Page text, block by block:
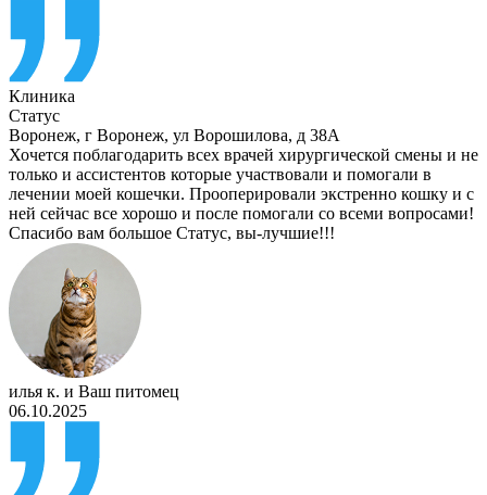
Клиника
Статус
Воронеж, г Воронеж, ул Ворошилова, д 38А
Хочется поблагодарить всех врачей хирургической смены и не
только и ассистентов которые участвовали и помогали в
лечении моей кошечки. Прооперировали экстренно кошку и с
ней сейчас все хорошо и после помогали со всеми вопросами!
Спасибо вам большое Статус, вы-лучшие!!!
илья к. и Ваш питомец
06.10.2025